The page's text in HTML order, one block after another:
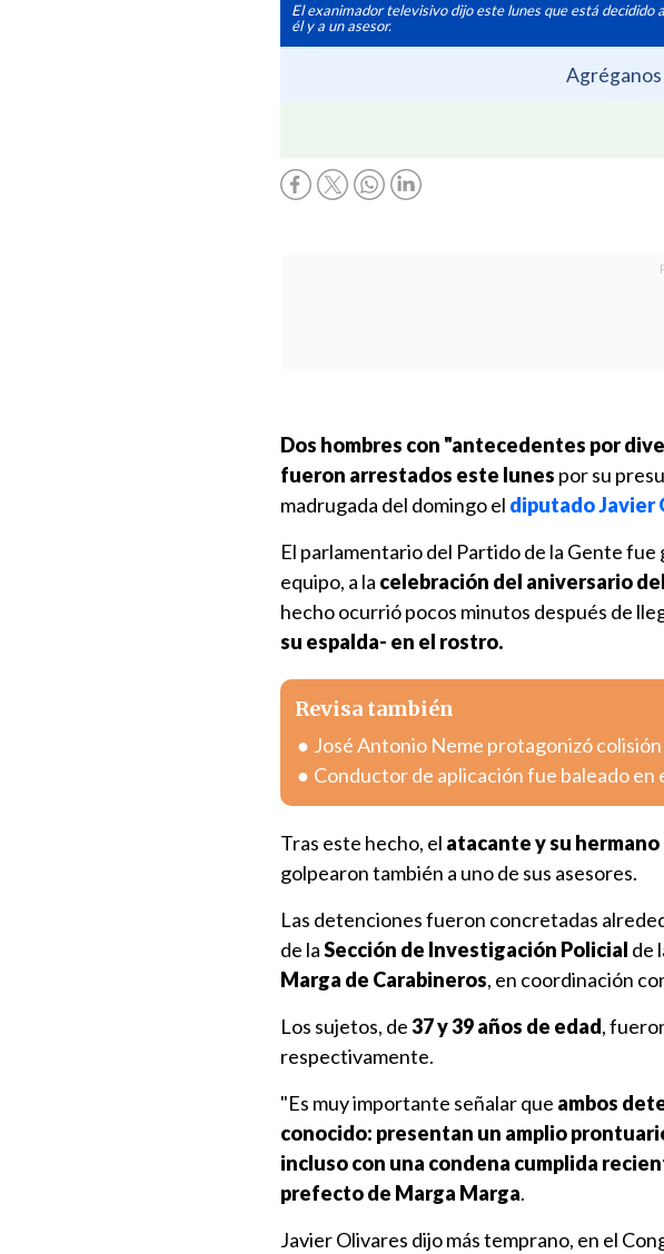
El exanimador televisivo dijo este lunes que está
él y a un asesor.
Dos hombres con "antecedentes por
fueron arrestados este lunes por su
madrugada del domingo el diputado Javier
El parlamentario del Partido de la Gente
equipo, a la celebración del aniversario
hecho ocurrió pocos minutos después de
su espalda- en el rostro.
Revisa también
José Antonio Neme protagonizó colisión
Conductor de aplicación fue baleado
Tras este hecho, el atacante y su
golpearon también a uno de sus asesores.
Las detenciones fueron concretadas
de laSección de Investigación Policial de
Marga de Carabineros, en coordinación
Los sujetos, de37 y 39 años de edad,
respectivamente.
"Es muy importante señalar que ambos
conocido: presentan un amplio
incluso con una condena cumplida
prefecto de Marga Marga.
Javier Olivares dijo más temprano, en el